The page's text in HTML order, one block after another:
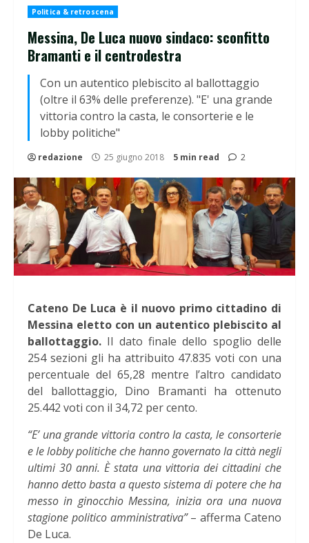
Politica & retroscena
Messina, De Luca nuovo sindaco: sconfitto
Bramanti e il centrodestra
Con un autentico plebiscito al ballottaggio
(oltre il 63% delle preferenze). "E' una grande
vittoria contro la casta, le consorterie e le
lobby politiche"
redazione 25 giugno 2018 5 min read 2
Cateno De Luca è il nuovo primo cittadino di
Messina eletto con un autentico plebiscito al
ballottaggio. Il dato finale dello spoglio delle
254 sezioni gli ha attribuito 47.835 voti con una
percentuale del 65,28 mentre l’altro candidato
del ballottaggio, Dino Bramanti ha ottenuto
25.442 voti con il 34,72 per cento.
“E’ una grande vittoria contro la casta, le consorterie
e le lobby politiche che hanno governato la città negli
ultimi 30 anni. È stata una vittoria dei cittadini che
hanno detto basta a questo sistema di potere che ha
messo in ginocchio Messina, inizia ora una nuova
stagione politico amministrativa”– afferma Cateno
De Luca.